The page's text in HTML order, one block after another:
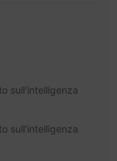
sull'intelligenza
sull'intelligenza